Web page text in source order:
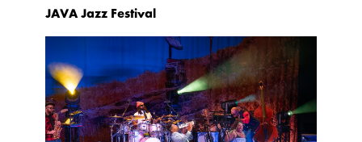
JAVA Jazz Festival